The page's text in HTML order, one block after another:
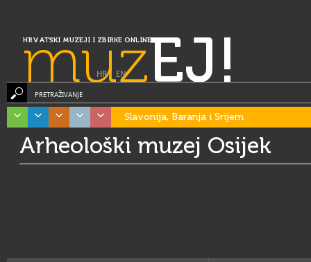
HRVATSKI MUZEJI I ZBIRKE ONLINE
muzEJ!
HR| EN
PRETRAŽIVANJE
Slavonija, Baranja i Srijem
Arheološki muzej Osijek